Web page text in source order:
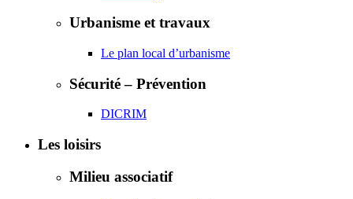
Urbanisme et travaux
Le plan local d’urbanisme
Sécurité – Prévention
DICRIM
Les loisirs
Milieu associatif